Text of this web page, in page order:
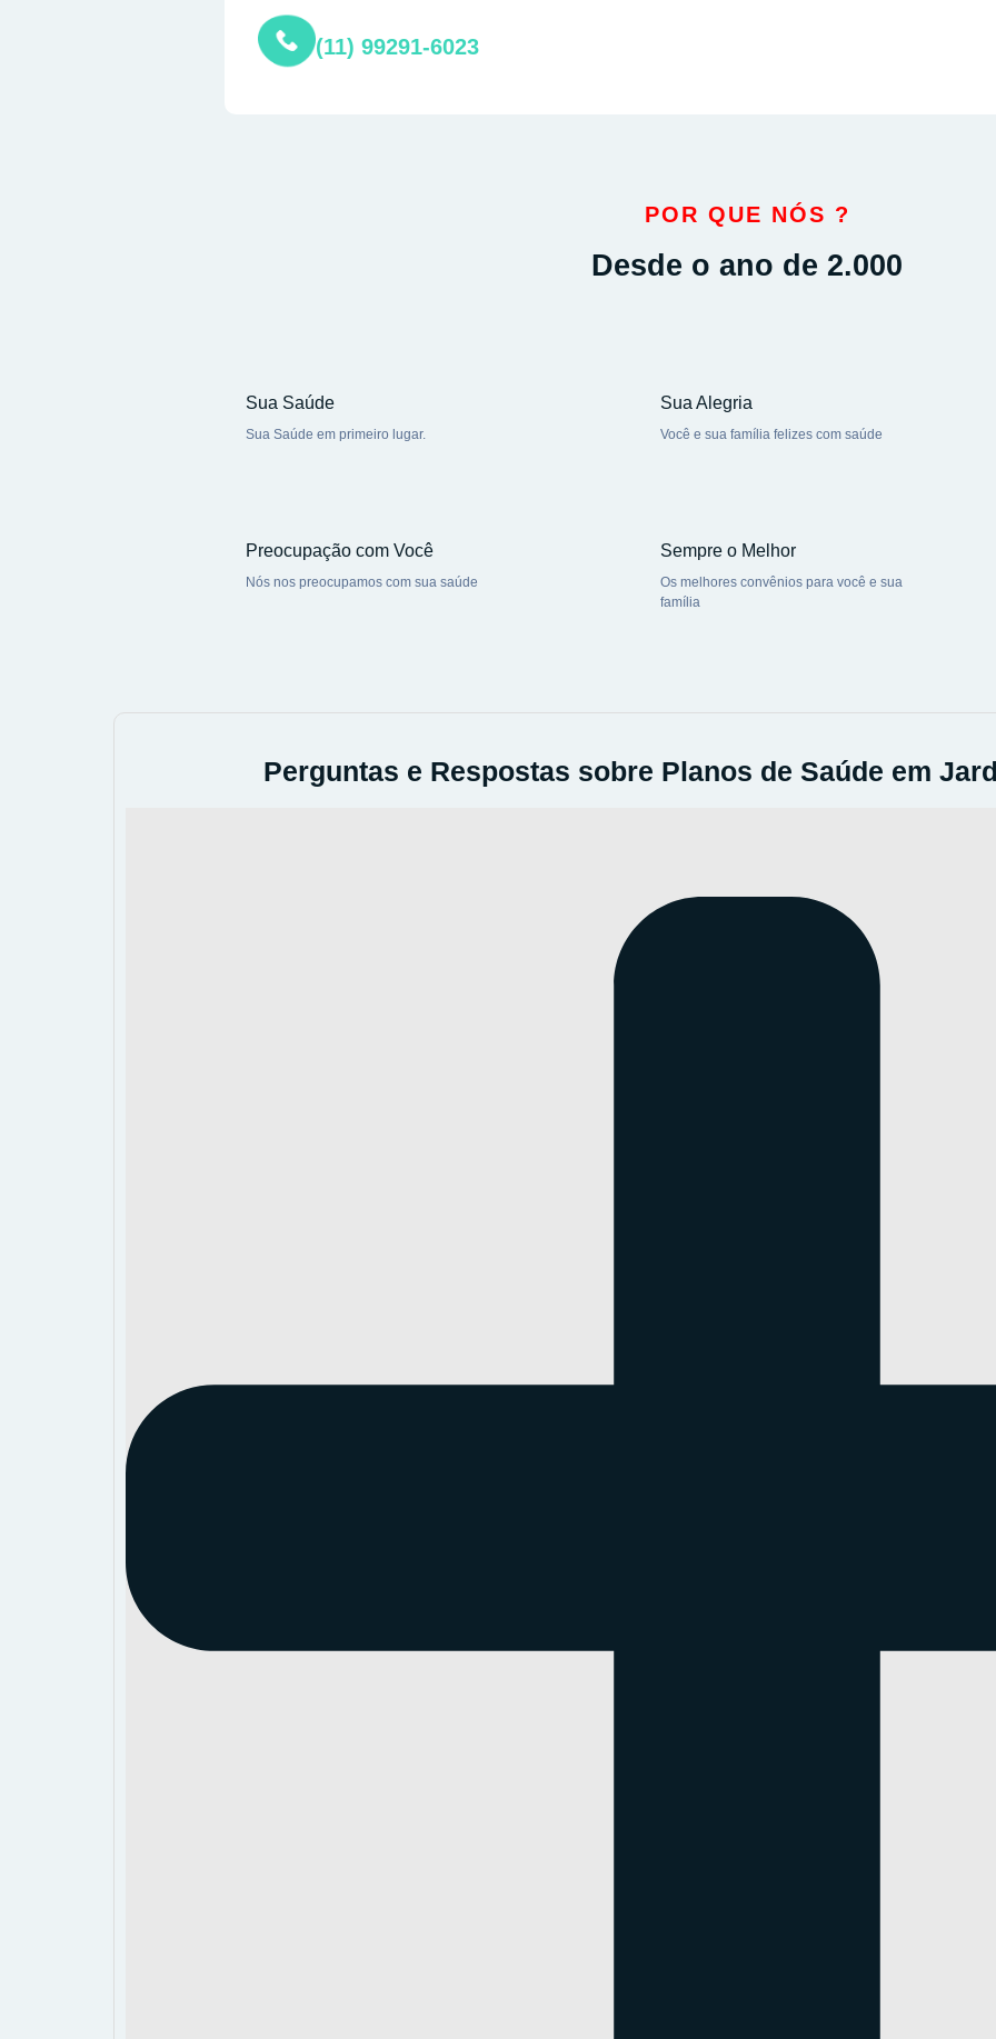
(11) 99291-6023
POR QUE NÓS ?
Desde o ano de 2.000
Sua Saúde
Sua Saúde em primeiro lugar.
Sua Alegria
Você e sua família felizes com saúde
Preocupação com Você
Nós nos preocupamos com sua saúde
Sempre o Melhor
Os melhores convênios para você e sua
família
Perguntas e Respostas sobre Planos de Saúde em